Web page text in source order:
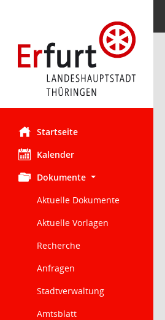
Startseite
Kalender
Dokumente
Aktuelle Dokumente
Aktuelle Vorlagen
Recherche
Anfragen
Stadtverwaltung
Amtsblatt